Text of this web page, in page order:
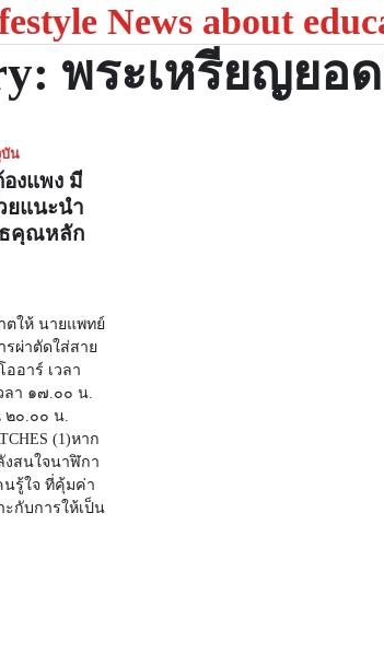
News about
พระเหรียญยอ
บัน
งแพง มี
ยแนะนำ
คุณหลัก
ให้ นายแพทย์
ผ่าตัดใส่สาย
ออาร์ เวลา
ลา ๑๗.๐๐ น.
๐.๐๐ น.
(1)หาก
สนใจนาฬิกา
รู้ใจ ที่คุ้มค่า
กับการให้เป็น